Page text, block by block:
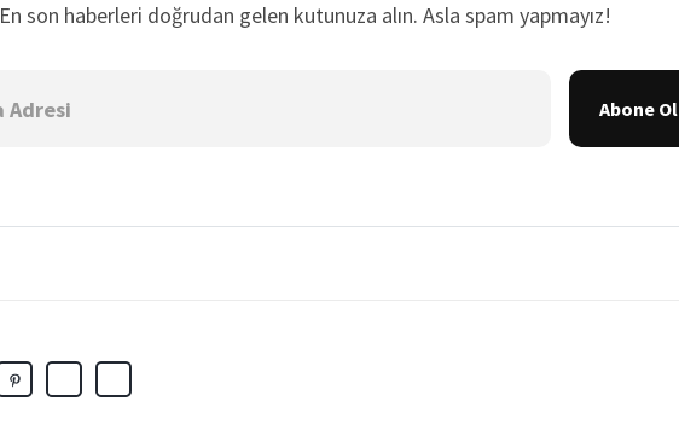
En son haberleri doğrudan gelen kutunuza alın. Asla spam yapmayız!
Abone Ol